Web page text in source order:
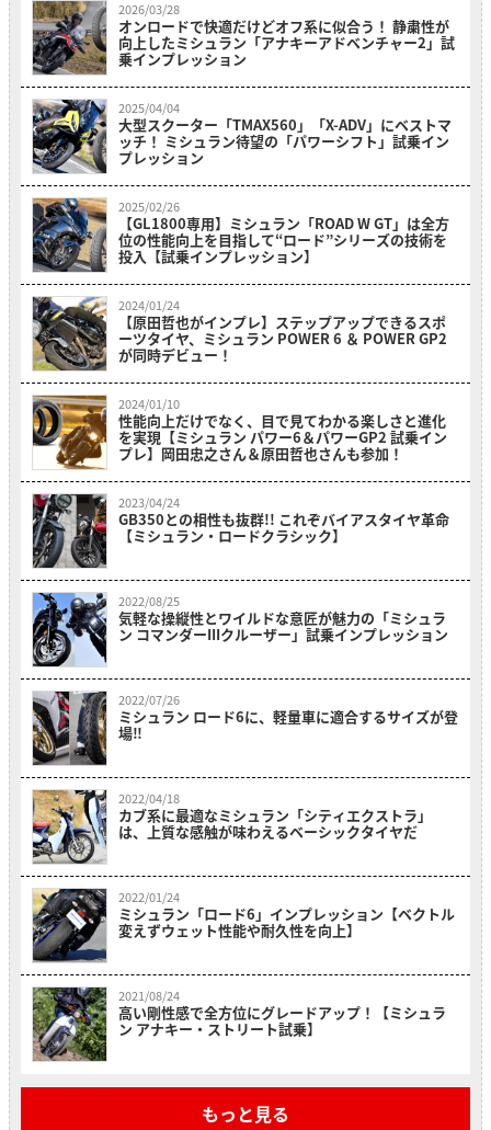
2026/03/28
オンロードで快適だけどオフ系に似合う！ 静粛性が
向上したミシュラン「アナキーアドベンチャー2」試
乗インプレッション
2025/04/04
大型スクーター「TMAX560」「X-ADV」にベストマ
ッチ！ ミシュラン待望の「パワーシフト」試乗イン
プレッション
2025/02/26
【GL1800専用】ミシュラン「ROAD W GT」は全方
位の性能向上を目指して“ロード”シリーズの技術を
投入【試乗インプレッション】
2024/01/24
【原田哲也がインプレ】ステップアップできるスポ
ーツタイヤ、ミシュラン POWER 6 ＆ POWER GP2
が同時デビュー！
2024/01/10
性能向上だけでなく、目で見てわかる楽しさと進化
を実現【ミシュラン パワー6＆パワーGP2 試乗イン
プレ】岡田忠之さん＆原田哲也さんも参加！
2023/04/24
GB350との相性も抜群!! これぞバイアスタイヤ革命
【ミシュラン・ロードクラシック】
2022/08/25
気軽な操縦性とワイルドな意匠が魅力の「ミシュラ
ン コマンダーIIIクルーザー」試乗インプレッション
2022/07/26
ミシュラン ロード6に、軽量車に適合するサイズが登
場‼
2022/04/18
カブ系に最適なミシュラン「シティエクストラ」
は、上質な感触が味わえるベーシックタイヤだ
2022/01/24
ミシュラン「ロード6」インプレッション【ベクトル
変えずウェット性能や耐久性を向上】
2021/08/24
高い剛性感で全方位にグレードアップ！【ミシュラ
ン アナキー・ストリート試乗】
もっと見る